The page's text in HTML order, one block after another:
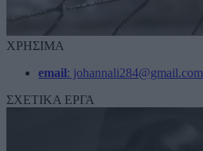
ΧΡΗΣΙΜΑ
email: johannali284@gmail.com
ΣΧΕΤΙΚΑ ΕΡΓΑ